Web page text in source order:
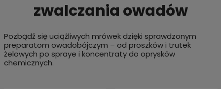
zwalczania owadów
Pozbądź się uciążliwych mrówek dzięki sprawdzonym
preparatom owadobójczym – od proszków i trutek
żelowych po spraye i koncentraty do oprysków
chemicznych.